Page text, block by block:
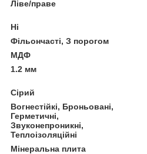
Ліве/праве
Ні
Фільончасті, З порогом
МДФ
1.2 мм
Сірий
Вогнестійкі, Броньовані,
Герметичні,
Звуконепроникні,
Теплоізоляційні
Мінеральна плита